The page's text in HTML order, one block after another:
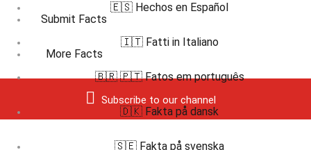
Submit Facts
More Facts
Subscribe to our channel
🇪🇸 Hechos en Español
🇮🇹 Fatti in Italiano
🇧🇷 🇵🇹 Fatos em português
🇩🇰 Fakta på dansk
🇸🇪 Fakta på svenska